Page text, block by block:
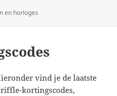
en horloges
vind je de laatste
kortingscodes,